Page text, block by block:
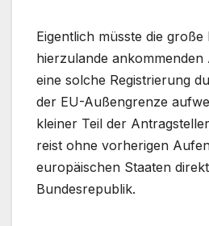
Eigentlich müsste die
hierzulande
eine solche Registrierung
der EU-Außengrenze
kleiner Teil der
reist ohne vorherigen
europäischen Staaten
Bundesrepublik.